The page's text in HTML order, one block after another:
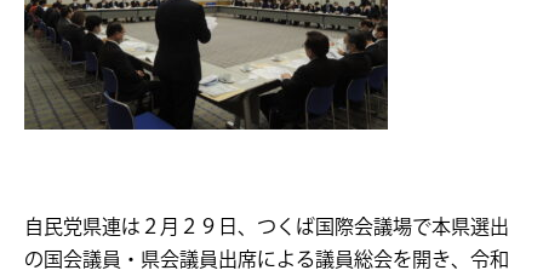
自民党県連は２月２９日、つくば国際会議場で本県選出
の国会議員・県会議員出席による議員総会を開き、令和